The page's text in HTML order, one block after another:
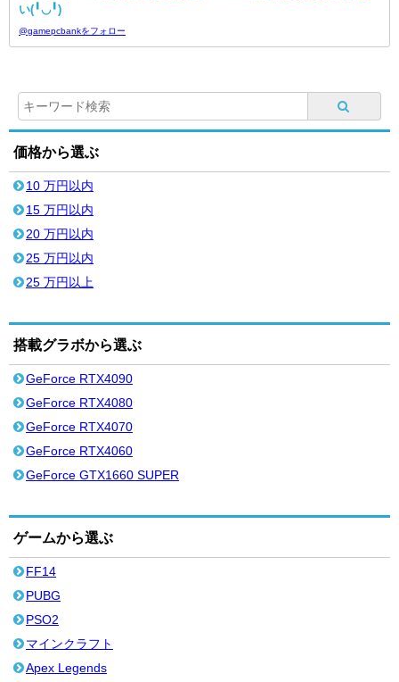
い(╹◡╹)
@gamepcbankをフォロー
価格から選ぶ
10 万円以内
15 万円以内
20 万円以内
25 万円以内
25 万円以上
搭載グラボから選ぶ
GeForce RTX4090
GeForce RTX4080
GeForce RTX4070
GeForce RTX4060
GeForce GTX1660 SUPER
ゲームから選ぶ
FF14
PUBG
PSO2
マインクラフト
Apex Legends